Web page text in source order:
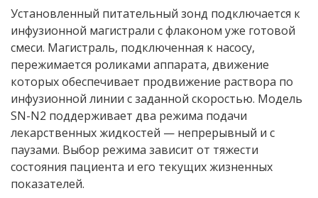
Установленный питательный зонд подключается к
инфузионной магистрали с флаконом уже готовой
смеси. Магистраль, подключенная к насосу,
пережимается роликами аппарата, движение
которых обеспечивает продвижение раствора по
инфузионной линии с заданной скоростью. Модель
SN-N2 поддерживает два режима подачи
лекарственных жидкостей — непрерывный и с
паузами. Выбор режима зависит от тяжести
состояния пациента и его текущих жизненных
показателей.